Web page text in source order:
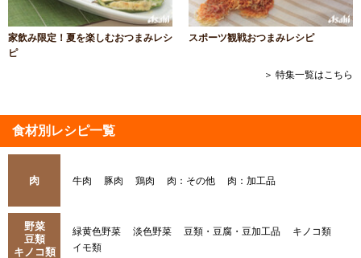
家飲み限定！夏を楽しむおつまみレシ
ピ
スポーツ観戦おつまみレシピ
＞ 特集一覧はこちら
食材別レシピ一覧
肉 牛肉 豚肉 鶏肉 肉：その他 肉：加工品
野菜
豆類
キノコ類
緑黄色野菜 淡色野菜 豆類・豆腐・豆加工品
キノコ類
イモ類